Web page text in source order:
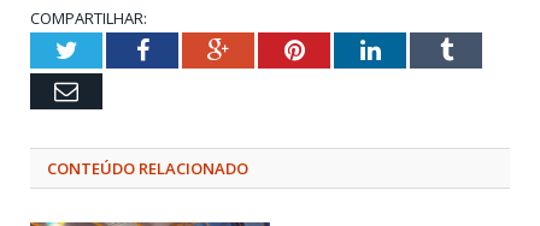
COMPARTILHAR:
TwitterFacebookGoogle+PinterestLinkedInTumblr
Email
CONTEÚDO RELACIONADO